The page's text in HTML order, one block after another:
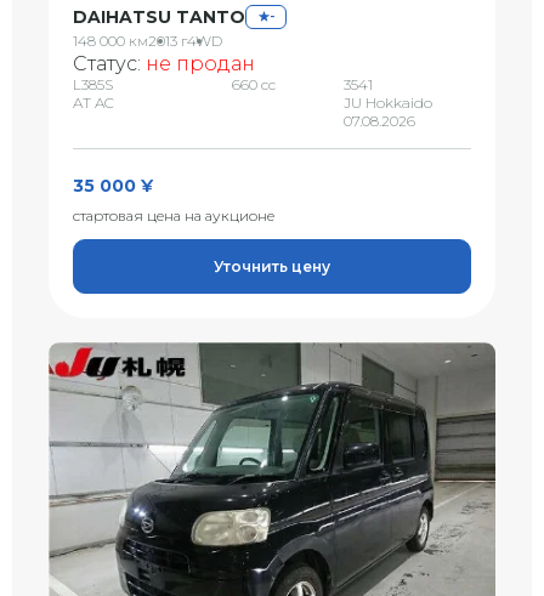
DAIHATSU TANTO -
148 000 км2013 г4WD
Статус: не продан
L385S
AT AC
660 сс
3541
JU Hokkaido
07.08.2026
35 000 ¥
стартовая цена на аукционе
Уточнить цену